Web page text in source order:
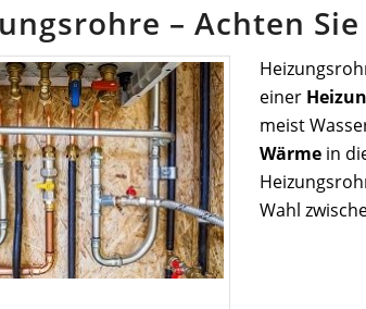
– Achten
einer
meist
Wärme in
Wahl